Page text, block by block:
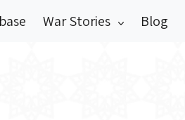
War Stories Blog